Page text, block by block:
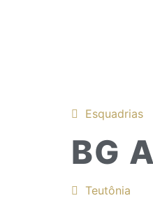
Esquadrias
BG
Teutônia